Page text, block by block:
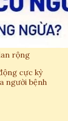
rộng
cực kỳ
người bệnh